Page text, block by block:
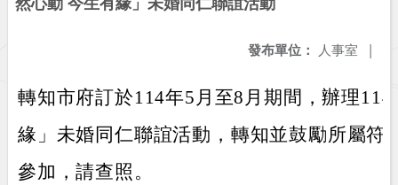
發布單位： 人事室 |
轉知市府訂於114年5月至8月期間，辦理
緣」未婚同仁聯誼活動，轉知並鼓勵所屬符
參加，請查照。